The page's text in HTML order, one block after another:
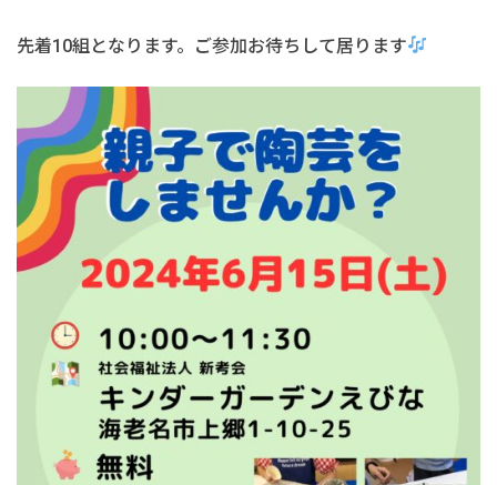
先着10組となります。ご参加お待ちして居ります